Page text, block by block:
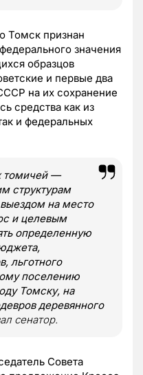
Томск признан
значения
образцов
и первые два
на их сохранение
средства как из
и федеральных
томичей —
структурам
на место
и целевым
определенную
льготного
поселению
Томску, на
деревянного
сенатор.
Совета